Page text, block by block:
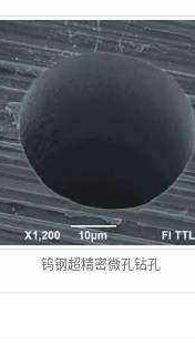
钨钢超精密微孔钻孔